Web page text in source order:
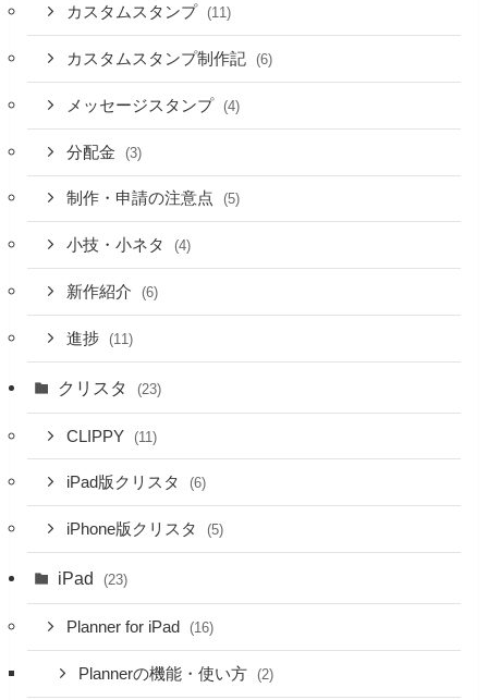
カスタムスタンプ (11)
カスタムスタンプ制作記 (6)
メッセージスタンプ (4)
分配金 (3)
制作・申請の注意点 (5)
小技・小ネタ (4)
新作紹介 (6)
進捗 (11)
クリスタ (23)
CLIPPY (11)
iPad版クリスタ (6)
iPhone版クリスタ (5)
iPad (23)
Planner for iPad (16)
Plannerの機能・使い方 (2)